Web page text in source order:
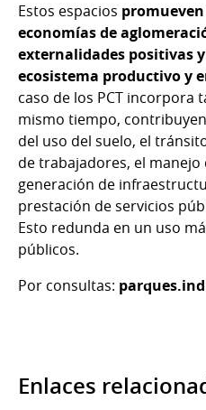
Estos espacios
economías de
externalidades positivas
ecosistema productivo y
caso de los PCT incorpora
mismo tiempo,
del uso del suelo, el
de trabajadores, el
generación de
prestación de servicios
Esto redunda en un uso
públicos.
Por consultas:
Enlaces